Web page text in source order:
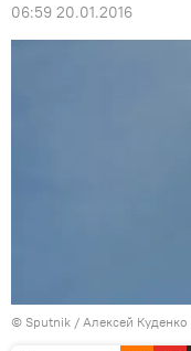
06:59 20.01.2016
© Sputnik / Алексей Куденко